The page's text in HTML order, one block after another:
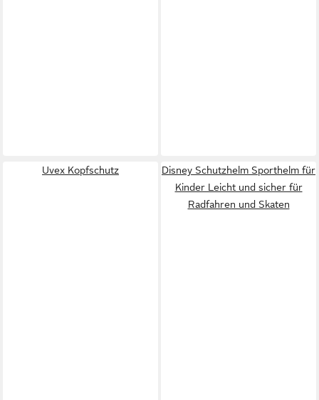
Uvex Kopfschutz
Disney Schutzhelm Sporthelm für
Kinder Leicht und sicher für
Radfahren und Skaten